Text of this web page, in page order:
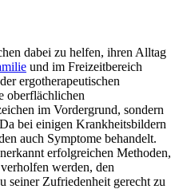
dabei zu helfen, ihren Alltag
und im Freizeitbereich
ergotherapeutischen
oberflächlichen
im Vordergrund, sondern
bei einigen Krankheitsbildern
auch Symptome behandelt.
erfolgreichen Methoden,
werden, den
seiner Zufriedenheit gerecht zu